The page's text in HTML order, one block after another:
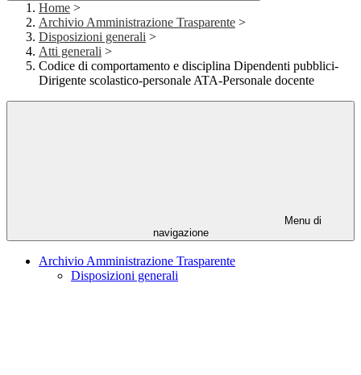
Home >
Archivio Amministrazione Trasparente >
Disposizioni generali >
Atti generali >
Codice di comportamento e disciplina Dipendenti pubblici-
Dirigente scolastico-personale ATA-Personale docente
Menu di
navigazione
Archivio Amministrazione Trasparente
Disposizioni generali